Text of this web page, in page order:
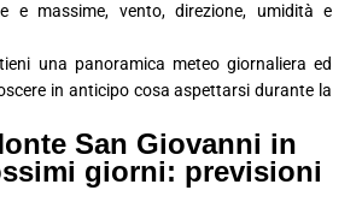
e massime, vento, direzione, umidità e
una panoramica meteo giornaliera ed
in anticipo cosa aspettarsi durante la
San Giovanni in
giorni: previsioni